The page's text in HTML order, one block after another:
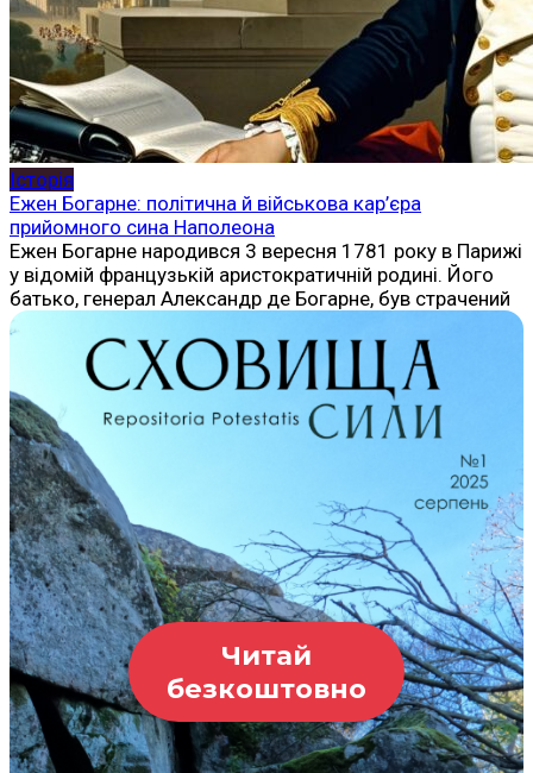
Історія
Ежен Богарне: політична й військова кар’єра
прийомного сина Наполеона
Ежен Богарне народився 3 вересня 1781 року в Парижі
у відомій французькій аристократичній родині. Його
батько, генерал Александр де Богарне, був страчений
Читай
безкоштовно